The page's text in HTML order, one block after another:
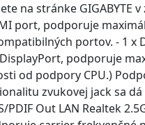
na stránke GIGABYTE
port, podporuje
portov. - 1
podporuje
od podpory CPU.)
zvukovej jack sa
Out LAN Realtek